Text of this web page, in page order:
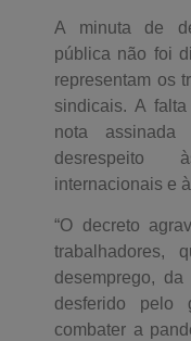
A minuta de
pública não foi
representam os
sindicais. A
nota
desrespeito
internacionais e
“O decreto
trabalhadores,
desemprego,
desferido pelo
combater a